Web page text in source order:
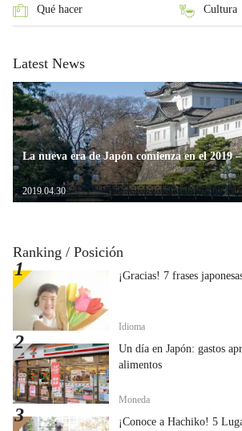
Qué hacer Cultura
Latest News
La nueva era de Japón comienza en el 2019
2019.04.30
Ranking / Posición
¡Gracias! 7 frases
Idioma
Un día en Japón: gastos
alimentos
Moneda
¡Conoce a Hachiko! 5